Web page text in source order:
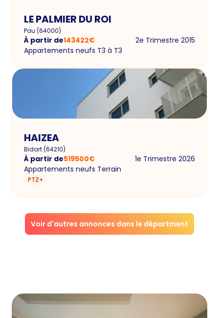
LE PALMIER DU ROI
Pau (64000)
À partir de143422€
2e Trimestre 2015
Appartements neufs T3 à T3
HAIZEA
Bidart(64210)
À partir de519500€
1e Trimestre 2026
Appartements neufs Terrain
PTZ+
Voir d'autres annonces dans le départment